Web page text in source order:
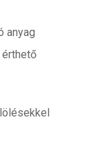
anyag